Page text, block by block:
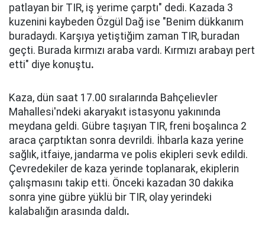
patlayan bir TIR, iş yerime çarptı" dedi. Kazada 3
kuzenini kaybeden Özgül Dağ ise "Benim dükkanım
buradaydı. Karşıya yetiştiğim zaman TIR, buradan
geçti. Burada kırmızı araba vardı. Kırmızı arabayı pert
etti" diye konuştu.
Kaza, dün saat 17.00 sıralarında Bahçelievler
Mahallesi'ndeki akaryakıt istasyonu yakınında
meydana geldi. Gübre taşıyan TIR, freni boşalınca 2
araca çarptıktan sonra devrildi. İhbarla kaza yerine
sağlık, itfaiye, jandarma ve polis ekipleri sevk edildi.
Çevredekiler de kaza yerinde toplanarak, ekiplerin
çalışmasını takip etti. Önceki kazadan 30 dakika
sonra yine gübre yüklü bir TIR, olay yerindeki
kalabalığın arasında daldı.